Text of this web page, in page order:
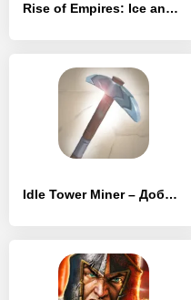
Rise of Empires: Ice and Fire
Idle Tower Miner – Добывай и строй